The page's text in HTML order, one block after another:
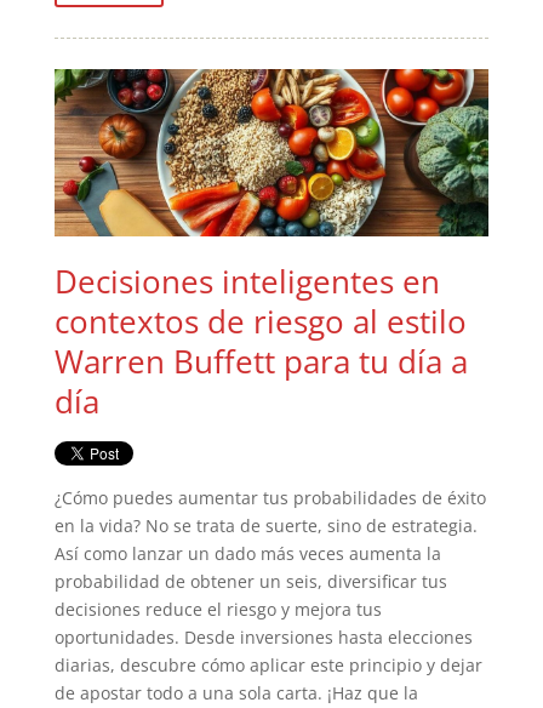
Decisiones inteligentes en
contextos de riesgo al estilo
Warren Buffett para tu día a
día
¿Cómo puedes aumentar tus probabilidades de éxito
en la vida? No se trata de suerte, sino de estrategia.
Así como lanzar un dado más veces aumenta la
probabilidad de obtener un seis, diversificar tus
decisiones reduce el riesgo y mejora tus
oportunidades. Desde inversiones hasta elecciones
diarias, descubre cómo aplicar este principio y dejar
de apostar todo a una sola carta. ¡Haz que la